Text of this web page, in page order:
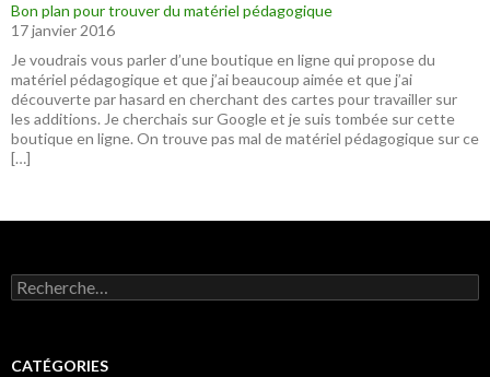
Bon plan pour trouver du matériel pédagogique
17 janvier 2016
Je voudrais vous parler d’une boutique en ligne qui propose du
matériel pédagogique et que j’ai beaucoup aimée et que j’ai
découverte par hasard en cherchant des cartes pour travailler sur
les additions. Je cherchais sur Google et je suis tombée sur cette
boutique en ligne. On trouve pas mal de matériel pédagogique sur ce
[…]
R
e
e
CATÉGORIES